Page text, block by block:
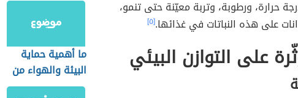
حرارة، ورطوبة، وتربة معيّنة حتى تنمو،
على هذه النباتات في غذائها.[٥]
على التوازن البيئي
ما أهمية حماية
البيئة والهواء من
التلوث